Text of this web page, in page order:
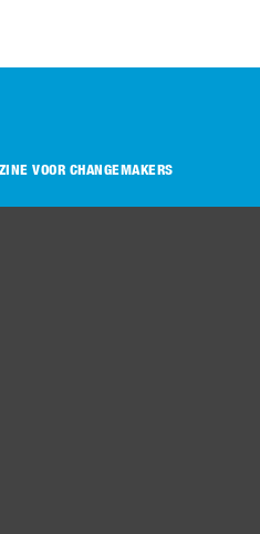
VOOR CHANGEMAKERS